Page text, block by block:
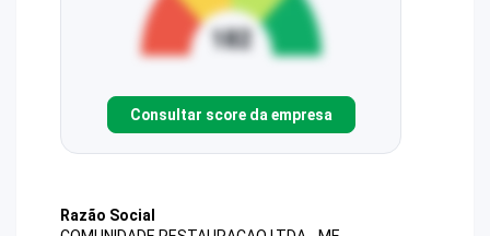
Consultar score da empresa
Razão Social